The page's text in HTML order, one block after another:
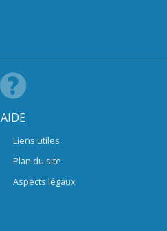
AIDE
Liens utiles
Plan du site
Aspects légaux